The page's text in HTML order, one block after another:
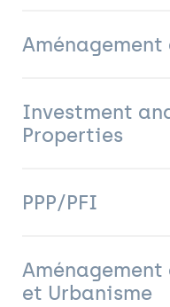
Aménagement
Investment
Properties
PPP/PFI
et Urbanisme